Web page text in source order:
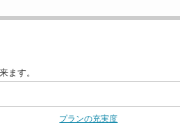
ます。
プランの充実度